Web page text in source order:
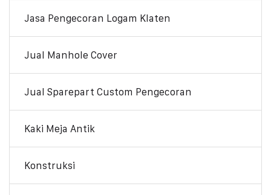
Jasa Pengecoran Logam Klaten
Jual Manhole Cover
Jual Sparepart Custom Pengecoran
Kaki Meja Antik
Konstruksi